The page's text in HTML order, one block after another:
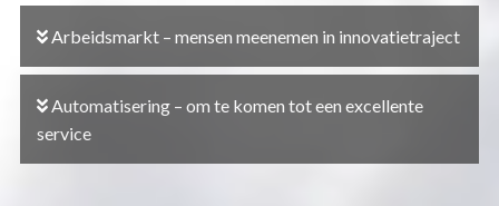
Arbeidsmarkt – mensen meenemen in innovatietraject
Automatisering – om te komen tot een excellente
service